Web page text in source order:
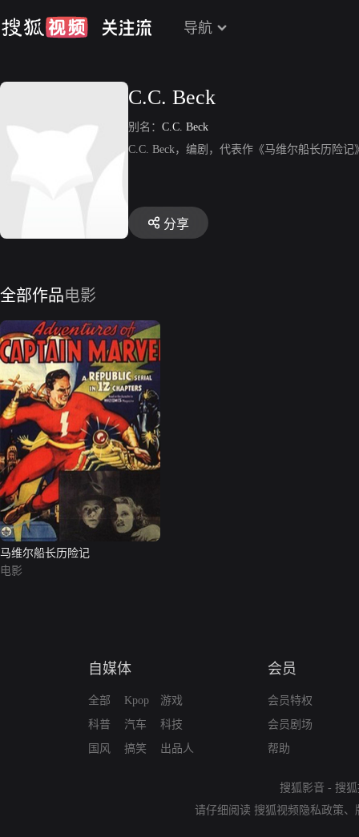
导航
C.C. Beck
别名： C.C. Beck
C.C. Beck，编剧，代表作《马维尔船长历险记
分享
全部作品电影
马维尔船长历险记
电影
自媒体
全部
科普
国风
Kpop
汽车
搞笑
游戏
科技
出品人
会员
会员特权
会员剧场
帮助
搜狐影音 - 搜
请仔细阅读 搜狐视频隐私政策、